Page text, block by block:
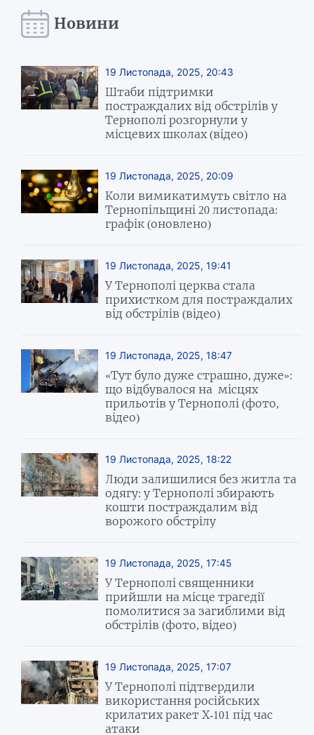
Новини
19 Листопада, 2025, 20:43
Штаби підтримки
постраждалих від обстрілів у
Тернополі розгорнули у
місцевих школах (відео)
19 Листопада, 2025, 20:09
Коли вимикатимуть світло на
Тернопільщині 20 листопада:
графік (оновлено)
19 Листопада, 2025, 19:41
У Тернополі церква стала
прихистком для постраждалих
від обстрілів (відео)
19 Листопада, 2025, 18:47
«Тут було дуже страшно, дуже»:
що відбувалося на місцях
прильотів у Тернополі (фото,
відео)
19 Листопада, 2025, 18:22
Люди залишилися без житла та
одягу: у Тернополі збирають
кошти постраждалим від
ворожого обстрілу
19 Листопада, 2025, 17:45
У Тернополі священники
прийшли на місце трагедії
помолитися за загиблими від
обстрілів (фото, відео)
19 Листопада, 2025, 17:07
У Тернополі підтвердили
використання російських
крилатих ракет Х-101 під час
атаки